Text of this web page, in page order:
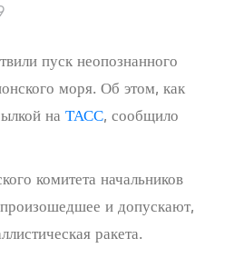
пуск неопознанного
моря. Об этом, как
на ТАСС, сообщило
комитета начальников
и допускают,
ракета.